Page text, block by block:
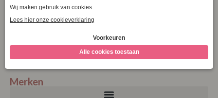
Garantie en klachten
Blog
Merken